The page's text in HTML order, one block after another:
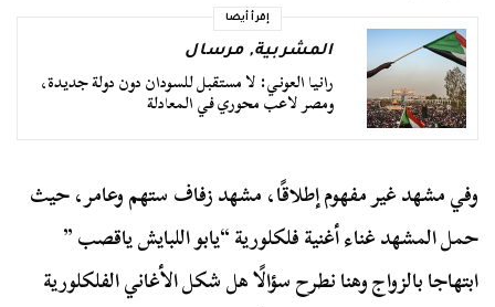
إقرأ أيضا
المشربية,مرسال
رانيا العوني: لا مستقبل للسودان دون دولة جديدة،
ومصر لاعب محوري في المعادلة
وفي مشهد غير مفهوم إطلاقًا، مشهد زفاف ستهم وعامر، حيث
حمل المشهد غناء أغنية فلكلورية “يابو اللبايش ياقصب ”
ابتهاجا بالزواج وهنا نطرح سؤالًا هل شكل الأغاني الفلكلورية